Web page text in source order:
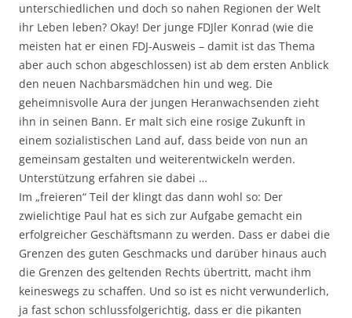
unterschiedlichen und doch so nahen Regionen der Welt
ihr Leben leben? Okay! Der junge FDJler Konrad (wie die
meisten hat er einen FDJ-Ausweis – damit ist das Thema
aber auch schon abgeschlossen) ist ab dem ersten Anblick
den neuen Nachbarsmädchen hin und weg. Die
geheimnisvolle Aura der jungen Heranwachsenden zieht
ihn in seinen Bann. Er malt sich eine rosige Zukunft in
einem sozialistischen Land auf, dass beide von nun an
gemeinsam gestalten und weiterentwickeln werden.
Unterstützung erfahren sie dabei …
Im „freieren“ Teil der klingt das dann wohl so: Der
zwielichtige Paul hat es sich zur Aufgabe gemacht ein
erfolgreicher Geschäftsmann zu werden. Dass er dabei die
Grenzen des guten Geschmacks und darüber hinaus auch
die Grenzen des geltenden Rechts übertritt, macht ihm
keineswegs zu schaffen. Und so ist es nicht verwunderlich,
ja fast schon schlussfolgerichtig, dass er die pikanten